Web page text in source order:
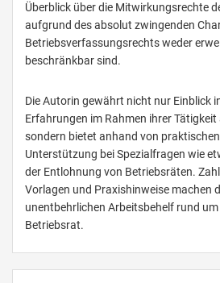
Überblick über die Mitwirkungsrechte
aufgrund des absolut zwingenden
Betriebsverfassungsrechts weder
beschränkbar sind.
Die Autorin gewährt nicht nur Einblick
Erfahrungen im Rahmen ihrer
sondern bietet anhand von
Unterstützung bei Spezialfragen wie
der Entlohnung von Betriebsräten.
Vorlagen und Praxishinweise machen
unentbehrlichen Arbeitsbehelf rund
Betriebsrat.